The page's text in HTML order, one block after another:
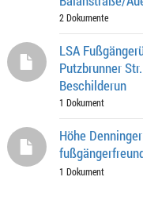
2 Dokumente
LSA
Putzbrunner
Beschilderun
1 Dokument
Höhe
1 Dokument